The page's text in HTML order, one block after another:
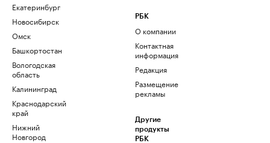
Екатеринбург
Новосибирск
Омск
Башкортостан
Вологодская
область
Калининград
Краснодарский
край
Нижний
Новгород
РБК
О компании
Контактная
информация
Редакция
Размещение
рекламы
Другие
продукты
РБК